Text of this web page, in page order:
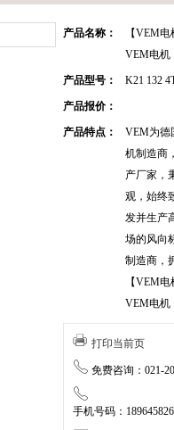
产品名称：
【VEM
VEM电机
产品型号： K21 132
产品报价：
产品特点：
VEM为德
机制造商
产厂家，
观，始终
发并生产
场的风向
制造商，
【VEM
VEM电机
打印当前页
免费咨询：021-
手机号码：